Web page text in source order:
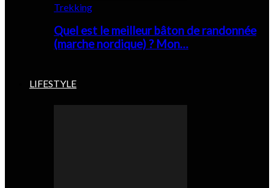
Trekking
Quel est le meilleur bâton de randonnée
(marche nordique) ? Mon…
LIFESTYLE